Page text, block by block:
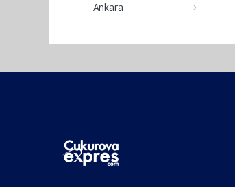
Ankara